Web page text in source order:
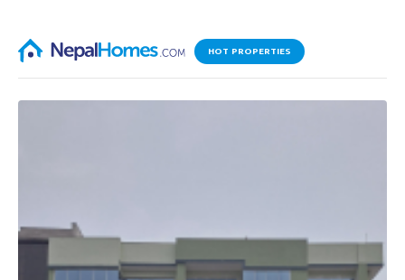
HOT PROPERTIES